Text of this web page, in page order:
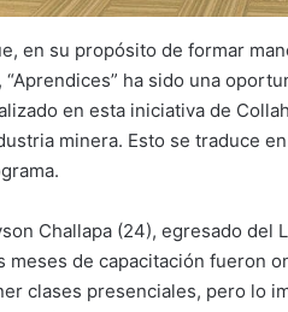
en su propósito de formar
ha sido una
en esta iniciativa de
minera. Esto se traduce
Challapa (24), egresado
meses de capacitación fueron
clases presenciales, pero lo